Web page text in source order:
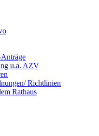
u.a. AZV
Richtlinien
Rathaus